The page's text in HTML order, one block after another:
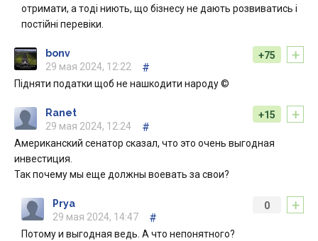
отримати, а тоді ниють, що бізнесу не дають розвиватись і
постійні перевіки.
+
+75
bonv
29 мая 2024, 12:22
#
Підняти податки щоб не нашкодити народу ©
+
+15
Ranet
29 мая 2024, 12:24
#
Американский сенатор сказал, что это очень выгодная
инвестиция.
Так почему мы еще должны воевать за свои?
+
0
Prya
29 мая 2024, 14:47
#
Потому и выгодная ведь. А что непонятного?